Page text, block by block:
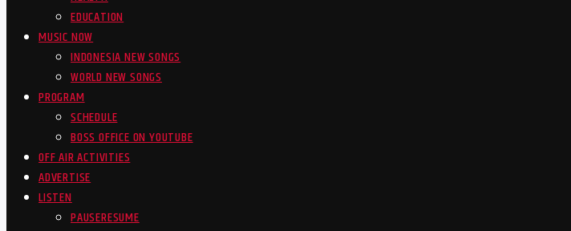
EDUCATION
MUSIC NOW
INDONESIA NEW SONGS
WORLD NEW SONGS
PROGRAM
SCHEDULE
BOSS OFFICE ON YOUTUBE
OFF AIR ACTIVITIES
ADVERTISE
LISTEN
PAUSERESUME